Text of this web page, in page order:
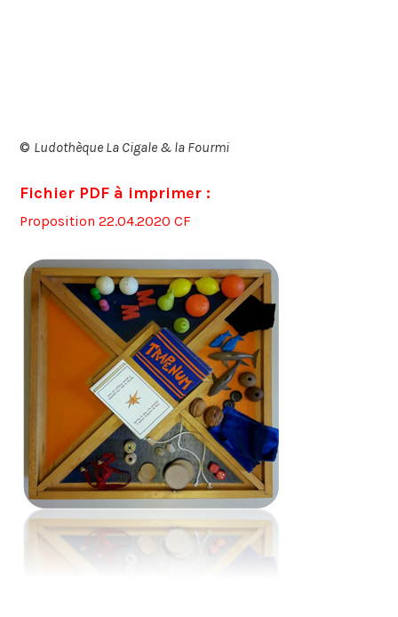
© Ludothèque La Cigale & la Fourmi
Fichier PDF à imprimer :
Proposition 22.04.2020 CF